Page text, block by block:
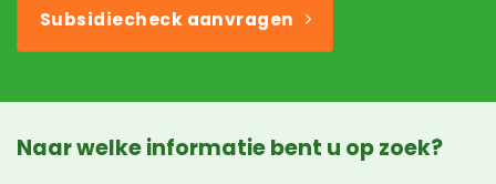
Subsidiecheck aanvragen
Naar welke informatie bent u op zoek?